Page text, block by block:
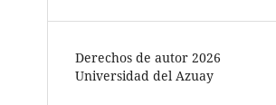
Derechos de autor 2026
Universidad del Azuay